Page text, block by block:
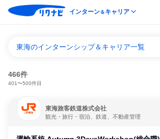
インターン＆キャリア
東海のインターンシップ＆キャリア一覧
466件
401〜500件目
東海旅客鉄道株式会社
観光・旅行・宿泊、鉄道、不動産管理